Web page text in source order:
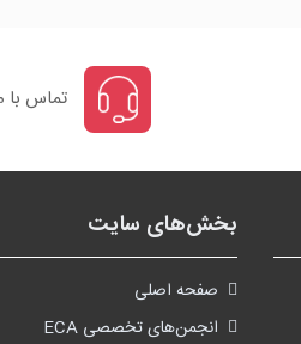
تماس با
بخش‌های سایت
صفحه اصلی
انجمن‌های تخصصی ECA